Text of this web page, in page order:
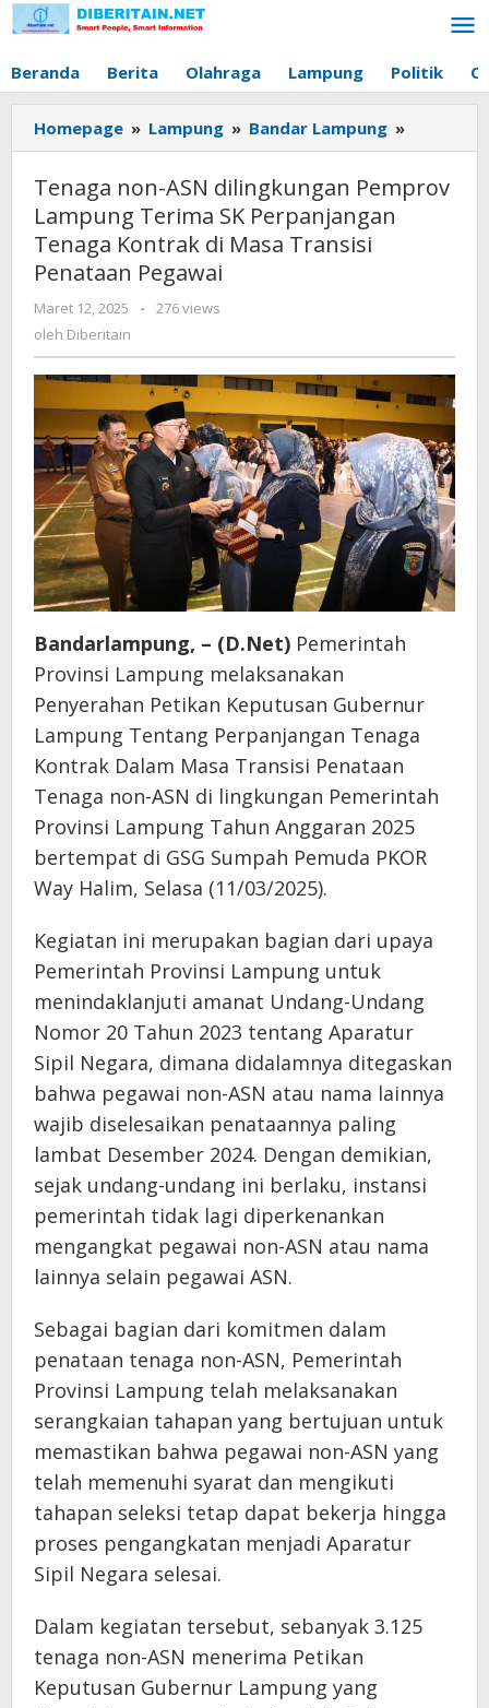
Lewati
ke
Beranda Berita Olahraga Lampung Politik
Homepage » Lampung » Bandar Lampung »
non-
di
Masa
Transisi
Penataan
Pegawai
Tenaga non-ASN dilingkungan Pemprov
Lampung Terima SK Perpanjangan
Tenaga Kontrak di Masa Transisi
Penataan Pegawai
Maret 12, 2025
oleh
-
276 views
oleh Diberitain
Bandarlampung, – (D.Net) Pemerintah
Provinsi Lampung melaksanakan
Penyerahan Petikan Keputusan Gubernur
Lampung Tentang Perpanjangan Tenaga
Kontrak Dalam Masa Transisi Penataan
Tenaga non-ASN di lingkungan Pemerintah
Provinsi Lampung Tahun Anggaran 2025
bertempat di GSG Sumpah Pemuda PKOR
Way Halim, Selasa (11/03/2025).
Kegiatan ini merupakan bagian dari upaya
Pemerintah Provinsi Lampung untuk
menindaklanjuti amanat Undang-Undang
Nomor 20 Tahun 2023 tentang Aparatur
Sipil Negara, dimana didalamnya ditegaskan
bahwa pegawai non-ASN atau nama lainnya
wajib diselesaikan penataannya paling
lambat Desember 2024. Dengan demikian,
sejak undang-undang ini berlaku, instansi
pemerintah tidak lagi diperkenankan
mengangkat pegawai non-ASN atau nama
lainnya selain pegawai ASN.
Sebagai bagian dari komitmen dalam
penataan tenaga non-ASN, Pemerintah
Provinsi Lampung telah melaksanakan
serangkaian tahapan yang bertujuan untuk
memastikan bahwa pegawai non-ASN yang
telah memenuhi syarat dan mengikuti
tahapan seleksi tetap dapat bekerja hingga
proses pengangkatan menjadi Aparatur
Sipil Negara selesai.
Dalam kegiatan tersebut, sebanyak 3.125
tenaga non-ASN menerima Petikan
Keputusan Gubernur Lampung yang